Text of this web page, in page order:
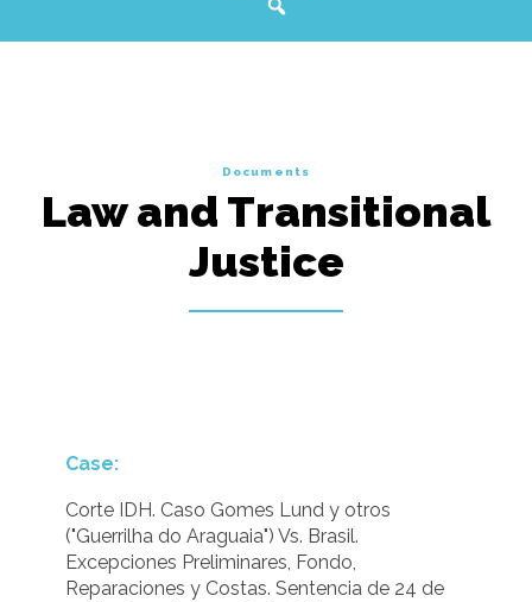
Documents
Law and Transitional
Justice
Case:
Corte IDH. Caso Gomes Lund y otros
("Guerrilha do Araguaia") Vs. Brasil.
Excepciones Preliminares, Fondo,
Reparaciones y Costas. Sentencia de 24 de